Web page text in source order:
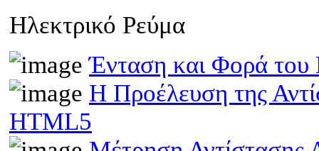
Ηλεκτρικό Ρεύμα
Ένταση και Φορά του
Η Προέλευση της
HTML5